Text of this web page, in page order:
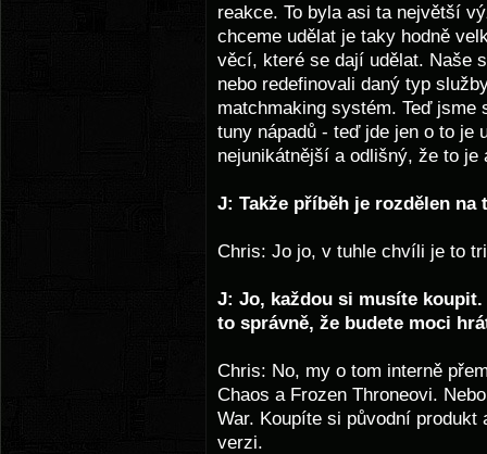
reakce. To byla asi ta největší
chceme udělat je taky hodně
věcí, které se dají udělat. Naše
nebo redefinovali daný typ
matchmaking systém. Teď
tuny nápadů - teď jde jen o to je
nejunikátnější a odlišný, že to
J: Takže příběh je rozdělen na
Chris: Jo jo, v tuhle chvíli je to
J: Jo, každou si musíte
to správně, že budete moci
Chris: No, my o tom interně
Chaos a Frozen Throneovi.
War. Koupíte si původní
verzi.